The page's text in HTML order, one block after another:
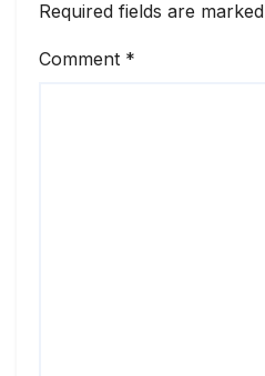
Required fields are marked
Comment *